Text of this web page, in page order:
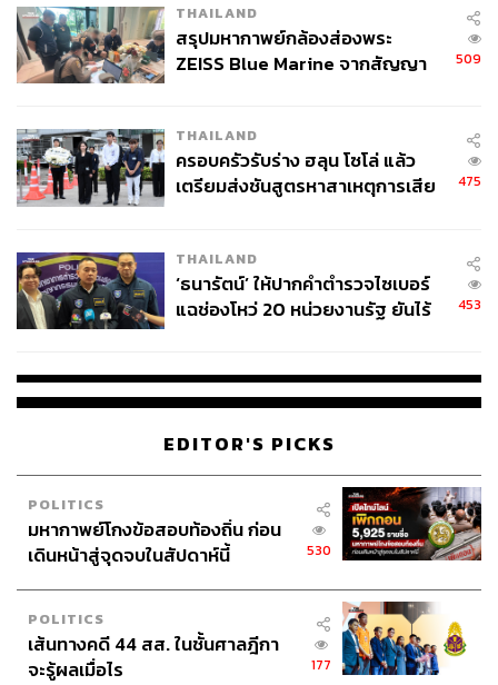
THAILAND
สรุปมหากาพย์กล้องส่องพระ
ZEISS Blue Marine จากสัญญา
จ่ายหนี้-แอบระบุแบรนด์
509
THAILAND
ครอบครัวรับร่าง ฮลุน โซโล่ แล้ว
เตรียมส่งชันสูตรหาสาเหตุการเสีย
475
THAILAND
‘ธนารัตน์’ ให้ปากคำตำรวจไซเบอร์
แฉช่องโหว่ 20 หน่วยงานรัฐ ยันไร้
453
EDITOR'S PICKS
POLITICS
มหากาพย์โกงข้อสอบท้องถิ่น ก่อน
เดินหน้าสู่จุดจบในสัปดาห์นี้
530
POLITICS
เส้นทางคดี 44 สส. ในชั้นศาลฎีกา
จะรู้ผลเมื่อไร
177